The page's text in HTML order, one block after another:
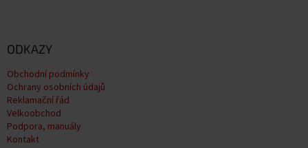
ODKAZY
Obchodní podmínky
Ochrany osobních údajů
Reklamační řád
Velkoobchod
Podpora, manuály
Kontakt